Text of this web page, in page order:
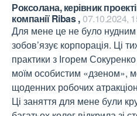
Роксолана, керівник
компанії Ribas , 07.10.2024,
Для мене це не було
зобов’язує корпорація. Ці
практики з Ігорем
моїм особистим «дзеном»,
щоденних робочих
Ці заняття для мене були